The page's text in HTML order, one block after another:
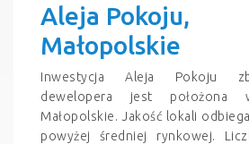
Aleja Pokoju,
Małopolskie
Inwestycja Aleja Pokoju
dewelopera jest położona
Małopolskie. Jakość lokali
powyżej średniej rynkowej.